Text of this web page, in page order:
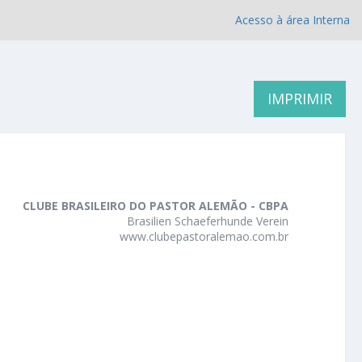
Acesso à área Interna
IMPRIMIR
CLUBE BRASILEIRO DO PASTOR ALEMÃO - CBPA
Brasilien Schaeferhunde Verein
www.clubepastoralemao.com.br